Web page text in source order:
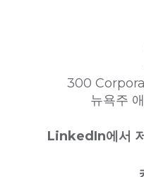
300
뉴욕주
LinkedIn에서